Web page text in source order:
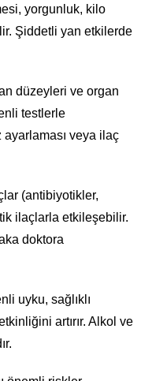
yorgunluk, kilo
Şiddetli yan etkilerde
düzeyleri ve organ
testlerle
veya ilaç
(antibiyotikler,
ilaçlarla etkileşebilir.
doktora
uyku, sağlıklı
artırır. Alkol ve